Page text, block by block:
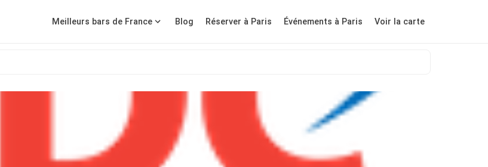
Meilleurs bars de France Blog Réserver à Paris Événements à Paris Voir la carte